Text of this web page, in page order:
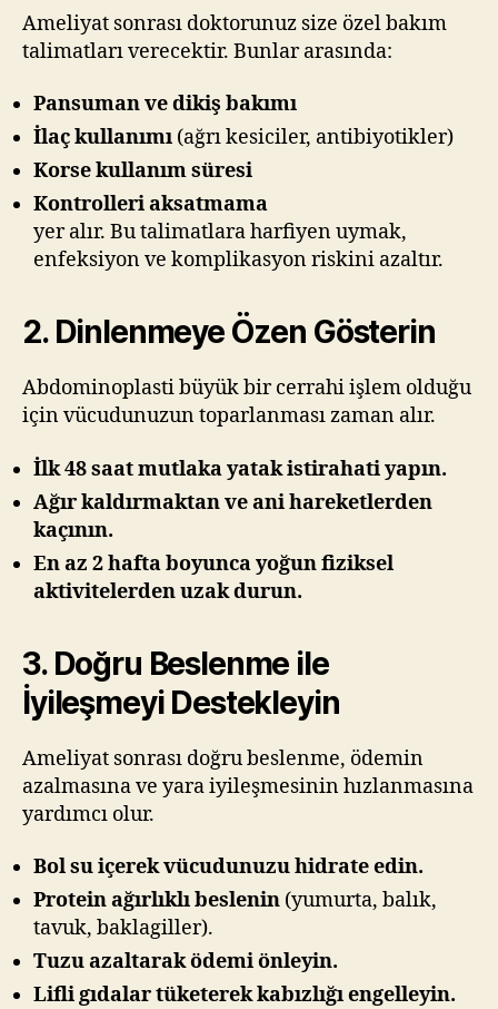
Ameliyat sonrası doktorunuz size özel bakım
talimatları verecektir. Bunlar arasında:
Pansuman ve dikiş bakımı
İlaç kullanımı (ağrı kesiciler, antibiyotikler)
Korse kullanım süresi
Kontrolleri aksatmama
yer alır. Bu talimatlara harfiyen uymak,
enfeksiyon ve komplikasyon riskini azaltır.
2. Dinlenmeye Özen Gösterin
Abdominoplasti büyük bir cerrahi işlem olduğu
için vücudunuzun toparlanması zaman alır.
İlk 48 saat mutlaka yatak istirahati yapın.
Ağır kaldırmaktan ve ani hareketlerden
kaçının.
En az 2 hafta boyunca yoğun fiziksel
aktivitelerden uzak durun.
3. Doğru Beslenme ile
İyileşmeyi Destekleyin
Ameliyat sonrası doğru beslenme, ödemin
azalmasına ve yara iyileşmesinin hızlanmasına
yardımcı olur.
Bol su içerek vücudunuzu hidrate edin.
Protein ağırlıklı beslenin (yumurta, balık,
tavuk, baklagiller).
Tuzu azaltarak ödemi önleyin.
Lifli gıdalar tüketerek kabızlığı engelleyin.